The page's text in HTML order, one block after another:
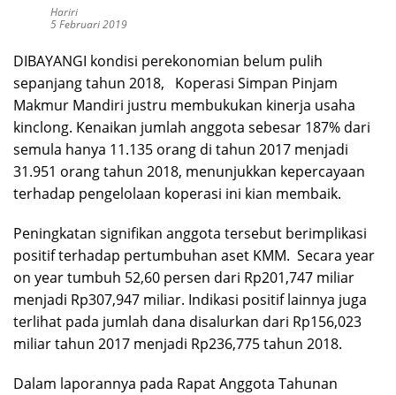
Hariri
5 Februari 2019
DIBAYANGI kondisi perekonomian belum pulih
sepanjang tahun 2018, Koperasi Simpan Pinjam
Makmur Mandiri justru membukukan kinerja usaha
kinclong. Kenaikan jumlah anggota sebesar 187% dari
semula hanya 11.135 orang di tahun 2017 menjadi
31.951 orang tahun 2018, menunjukkan kepercayaan
terhadap pengelolaan koperasi ini kian membaik.
Peningkatan signifikan anggota tersebut berimplikasi
positif terhadap pertumbuhan aset KMM. Secara year
on year tumbuh 52,60 persen dari Rp201,747 miliar
menjadi Rp307,947 miliar. Indikasi positif lainnya juga
terlihat pada jumlah dana disalurkan dari Rp156,023
miliar tahun 2017 menjadi Rp236,775 tahun 2018.
Dalam laporannya pada Rapat Anggota Tahunan